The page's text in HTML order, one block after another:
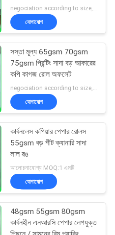
negociation according to size, quantity and gsm MOQ:নিয়ন্ত্রক আকারের জন্য 1 টন woodfree কাগজ, বিশেষ আকার জন্য 10 টন
যোগাযোগ
সস্তা মূল্য 65gsm 70gsm
75gsm প্রিন্টিং সাদা বড় আকারের
কপি কাগজ রোল অফসেট
যোগাযোগ
কার্বনলেস কপিয়ার পেপার রোলস
55gsm বড় শীট ক্যানারি সাদা
লাল রঙ
আলোচনাযোগ্য MOQ:1 এমটি
যোগাযোগ
48gsm 55gsm 80gsm
কার্বনহীন এনআরসি পেপার লেপযুক্ত